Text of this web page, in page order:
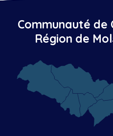
Communauté de
Région de